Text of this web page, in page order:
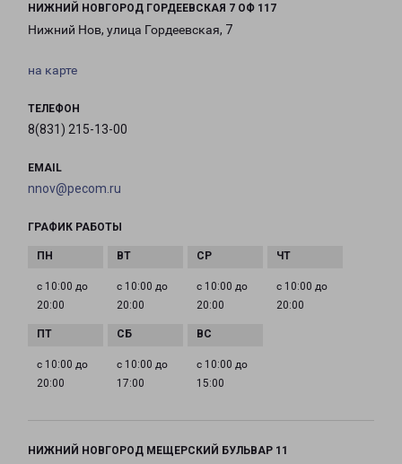
НИЖНИЙ НОВГОРОД ГОРДЕЕВСКАЯ 7 ОФ 117
Нижний Нов, улица Гордеевская, 7
на карте
ТЕЛЕФОН
8(831) 215-13-00
EMAIL
nnov@pecom.ru
ГРАФИК РАБОТЫ
с 10:00 до
20:00
с 10:00 до
20:00
с 10:00 до
20:00
с 10:00 до
20:00
с 10:00 до
20:00
с 10:00 до
17:00
с 10:00 до
15:00
НИЖНИЙ НОВГОРОД МЕЩЕРСКИЙ БУЛЬВАР 11